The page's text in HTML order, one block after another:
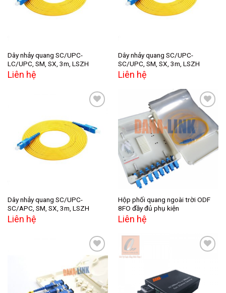
Dây nhảy quang SC/UPC-
LC/UPC, SM, SX, 3m, LSZH
Liên hệ
Dây nhảy quang SC/UPC-
SC/UPC, SM, SX, 3m, LSZH
Liên hệ
Add to
wishlist
Dây nhảy quang SC/UPC-
SC/APC, SM, SX, 3m, LSZH
Liên hệ
Add to
wishlist
Hộp phối quang ngoài trời ODF
8FO đầy đủ phụ kiện
Liên hệ
Add to
wishlist
Add to
wishlist